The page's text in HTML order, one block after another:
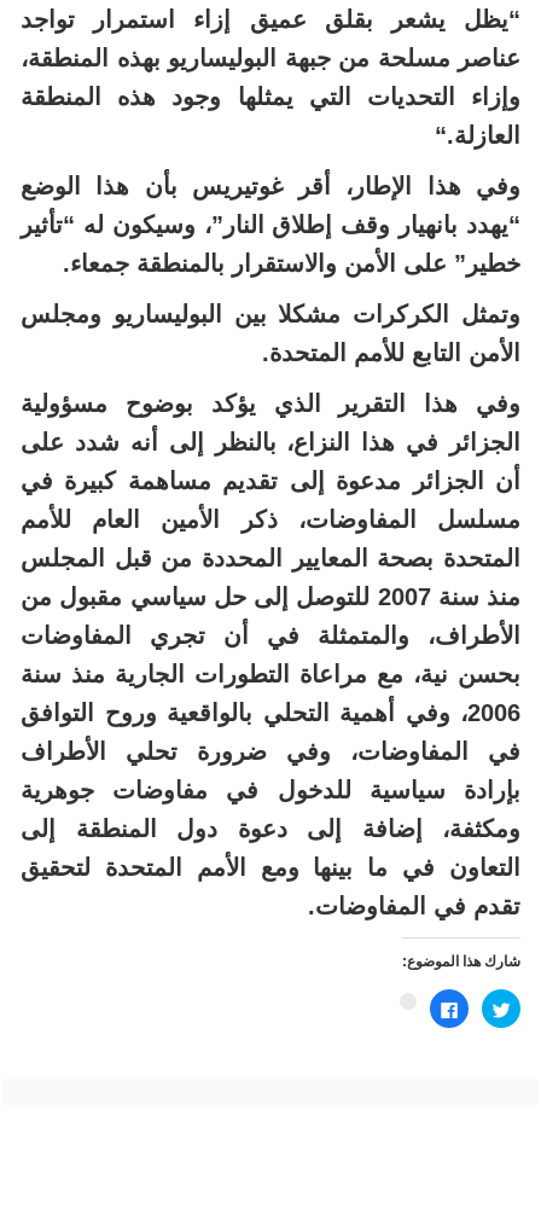
“يظل يشعر بقلق عميق إزاء استمرار تواجد
عناصر مسلحة من جبهة البوليساريو بهذه المنطقة،
وإزاء التحديات التي يمثلها وجود هذه المنطقة
العازلة“.
وفي هذا الإطار، أقر غوتيريس بأن هذا الوضع
“يهدد بانهيار وقف إطلاق النار”، وسيكون له “تأثير
خطير” على الأمن والاستقرار بالمنطقة جمعاء.
وتمثل الكركرات مشكلا بين البوليساريو ومجلس
الأمن التابع للأمم المتحدة.
وفي هذا التقرير الذي يؤكد بوضوح مسؤولية
الجزائر في هذا النزاع، بالنظر إلى أنه شدد على
أن الجزائر مدعوة إلى تقديم مساهمة كبيرة في
مسلسل المفاوضات، ذكر الأمين العام للأمم
المتحدة بصحة المعايير المحددة من قبل المجلس
منذ سنة 2007 للتوصل إلى حل سياسي مقبول من
الأطراف، والمتمثلة في أن تجري المفاوضات
بحسن نية، مع مراعاة التطورات الجارية منذ سنة
2006، وفي أهمية التحلي بالواقعية وروح التوافق
في المفاوضات، وفي ضرورة تحلي الأطراف
بإرادة سياسية للدخول في مفاوضات جوهرية
ومكثفة، إضافة إلى دعوة دول المنطقة إلى
التعاون في ما بينها ومع الأمم المتحدة لتحقيق
تقدم في المفاوضات.
شارك هذا الموضوع:
اضغط
للمشاركة
على
انقر
للمشاركة
على